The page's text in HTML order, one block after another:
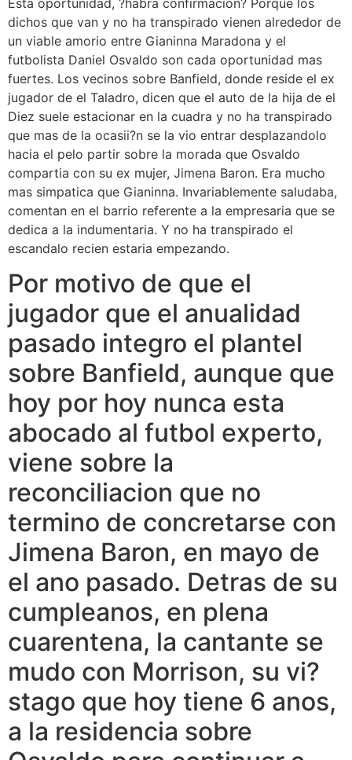
dichos que van y no ha transpirado vienen alrededor de
un viable amorio entre Gianinna Maradona y el
futbolista Daniel Osvaldo son cada oportunidad mas
fuertes. Los vecinos sobre Banfield, donde reside el ex
jugador de el Taladro, dicen que el auto de la hija de el
Diez suele estacionar en la cuadra y no ha transpirado
que mas de la ocasii?n se la vio entrar desplazandolo
hacia el pelo partir sobre la morada que Osvaldo
compartia con su ex mujer, Jimena Baron. Era mucho
mas simpatica que Gianinna. Invariablemente saludaba,
comentan en el barrio referente a la empresaria que se
dedica a la indumentaria. Y no ha transpirado el
escandalo recien estaria empezando.
Por motivo de que el
jugador que el anualidad
pasado integro el plantel
sobre Banfield, aunque que
hoy por hoy nunca esta
abocado al futbol experto,
viene sobre la
reconciliacion que no
termino de concretarse con
Jimena Baron, en mayo de
el ano pasado. Detras de su
cumpleanos, en plena
cuarentena, la cantante se
mudo con Morrison, su vi?
stago que hoy tiene 6 anos,
a la residencia sobre